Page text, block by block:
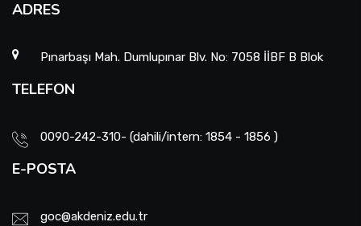
ADRES
Pınarbaşı Mah. Dumlupınar Blv. No: 7058 İİBF B Blok
TELEFON
0090-242-310- (dahili/intern: 1854 - 1856 )
E-POSTA
goc@akdeniz.edu.tr